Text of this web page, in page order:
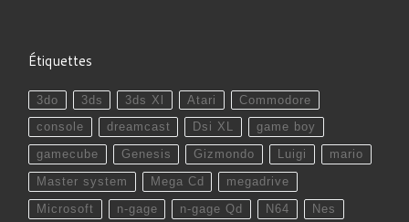
Étiquettes
3do 3ds 3ds Xl Atari Commodore
console dreamcast Dsi XL game boy
gamecube Genesis Gizmondo Luigi mario
Master system Mega Cd megadrive
Microsoft n-gage n-gage Qd N64 Nes